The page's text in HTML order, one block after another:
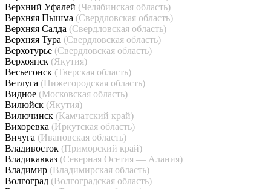
Верхний Уфалей (Челябинская область)
Верхняя Пышма (Свердловская область)
Верхняя Салда (Свердловская область)
Верхняя Тура (Свердловская область)
Верхотурье (Свердловская область)
Верхоянск (Якутия)
Весьегонск (Тверская область)
Ветлуга (Нижегородская область)
Видное (Московская область)
Вилюйск (Якутия)
Вилючинск (Камчатский край)
Вихоревка (Иркутская область)
Вичуга (Ивановская область)
Владивосток (Приморский край)
Владикавказ (Северная Осетия — Алания)
Владимир (Владимирская область)
Волгоград (Волгоградская область)